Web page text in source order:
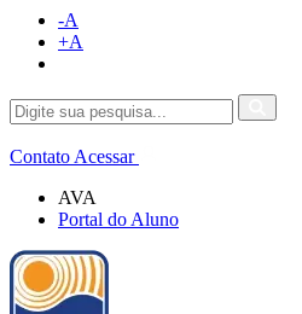
-A
+A
Contato Acessar
AVA
Portal do Aluno